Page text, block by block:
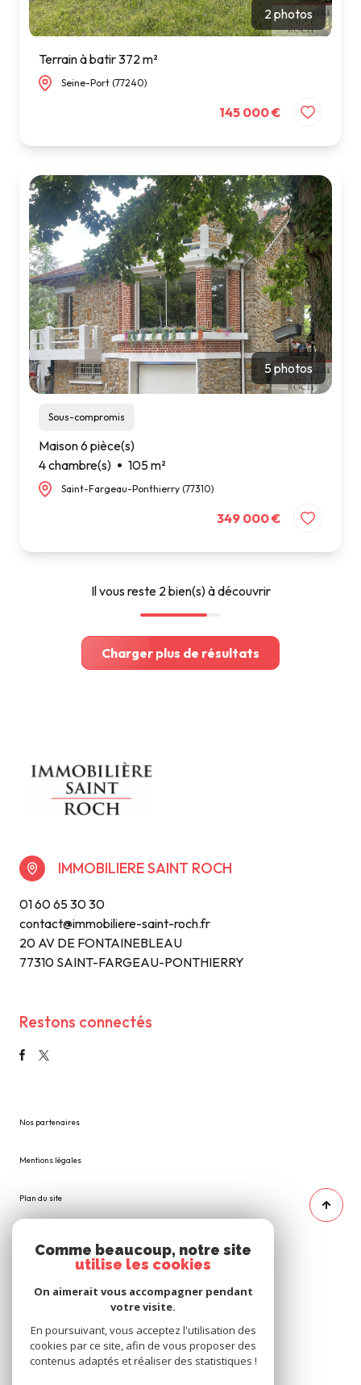
2 photos
Terrain à batir 372 m²
Seine-Port (77240)
145 000 €
5 photos
Sous-compromis
Maison 6 pièce(s)
4 chambre(s)
105 m²
Saint-Fargeau-Ponthierry (77310)
349 000 €
Il vous reste 2 bien(s) à découvrir
Charger plus de résultats
IMMOBILIERE SAINT ROCH
01 60 65 30 30
contact@immobiliere-saint-roch.fr
20 AV DE FONTAINEBLEAU
77310 SAINT-FARGEAU-PONTHIERRY
Restons connectés
Nos partenaires
Mentions légales
Plan du site
Cookies
Comme beaucoup, notre site
utilise les cookies
On aimerait vous accompagner pendant
votre visite.
En poursuivant, vous acceptez l'utilisation des
cookies par ce site, afin de vous proposer des
contenus adaptés et réaliser des statistiques !